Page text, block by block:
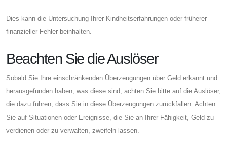
Dies kann die Untersuchung Ihrer Kindheitserfahrungen oder früherer
finanzieller Fehler beinhalten.
Beachten Sie die Auslöser
Sobald Sie Ihre einschränkenden Überzeugungen über Geld erkannt und
herausgefunden haben, was diese sind, achten Sie bitte auf die Auslöser,
die dazu führen, dass Sie in diese Überzeugungen zurückfallen. Achten
Sie auf Situationen oder Ereignisse, die Sie an Ihrer Fähigkeit, Geld zu
verdienen oder zu verwalten, zweifeln lassen.